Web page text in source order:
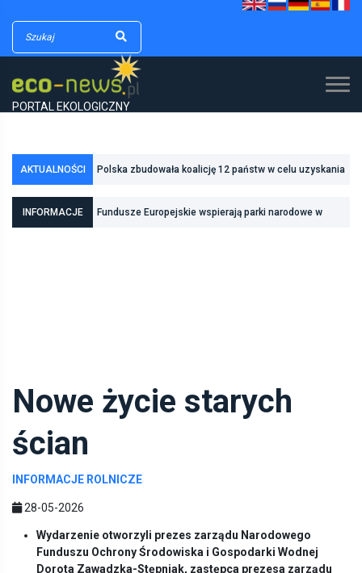
PORTAL EKOLOGICZNY
AKTUALNOŚCI
inwestycjom w zielono-niebieską infrastrukturę
energetyczną
INFORMACJE Fundusze Europejskie wspierają parki narodowe w
Nowe życie starych
ścian
INFORMACJE ROLNICZE
28-05-2026
Wydarzenie otworzyli prezes zarządu Narodowego
Funduszu Ochrony Środowiska i Gospodarki Wodnej
Dorota Zawadzka-Stępniak, zastępca prezesa zarządu